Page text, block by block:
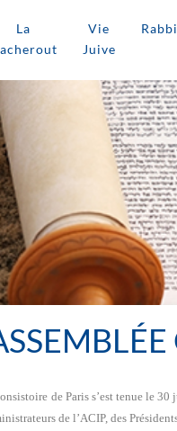
La
Vie
Juive
de Paris s’est tenue le
de l’ACIP, des